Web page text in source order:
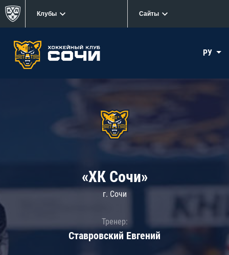
Клубы Сайты
РУ
«ХК Сочи»
г. Сочи
Тренер:
Ставровский Евгений